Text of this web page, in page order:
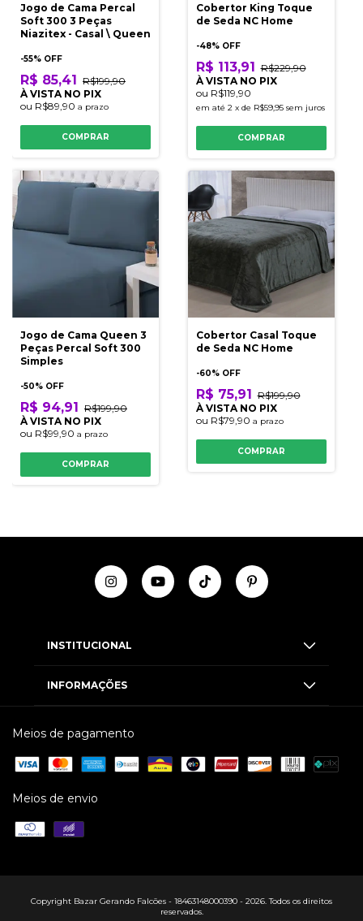
Jogo de Cama Percal
Soft 300 3 Peças
Niazitex - Casal \ Queen
-55% OFF
R$ 85,41 R$199,90
À VISTA NO PIX
ou R$89,90 a prazo
COMPRAR
Cobertor King Toque
de Seda NC Home
-48% OFF
R$ 113,91 R$229,90
À VISTA NO PIX
ou R$119,90
em até 2 x de R$59,95 sem juros
COMPRAR
Jogo de Cama Queen 3
Peças Percal Soft 300
Simples
-50% OFF
R$ 94,91
R$199,90
À VISTA NO PIX
ou R$99,90 a prazo
COMPRAR
Cobertor Casal Toque
de Seda NC Home
-60% OFF
R$ 75,91
R$199,90
À VISTA NO PIX
ou R$79,90 a prazo
COMPRAR
INSTITUCIONAL
INFORMAÇÕES
Meios de pagamento
Meios de envio
Copyright Bazar Gerando Falcões - 18463148000390 - 2026. Todos os direitos
reservados.